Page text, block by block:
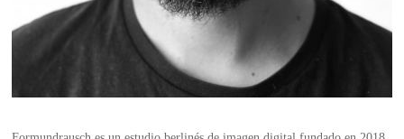
LIMPIEZA Y MANTENIMIENTO
ÚNICO: ARTE Y ARTESANÍA NUEVA SECCIÓN